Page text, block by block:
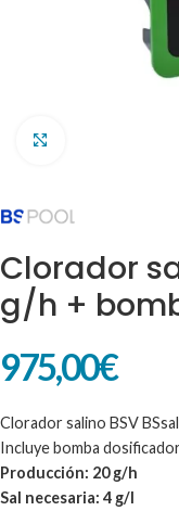
Clorador
g/h +
975,00€
Clorador salino BSV
Incluye bomba
Producción: 20 g/h
Sal necesaria: 4 g/l